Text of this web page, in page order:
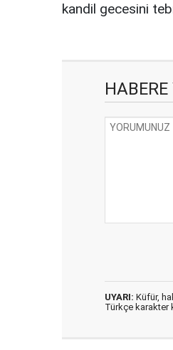
kandil gecesini
HABERE
UYARI: Küfür,
Türkçe karakter